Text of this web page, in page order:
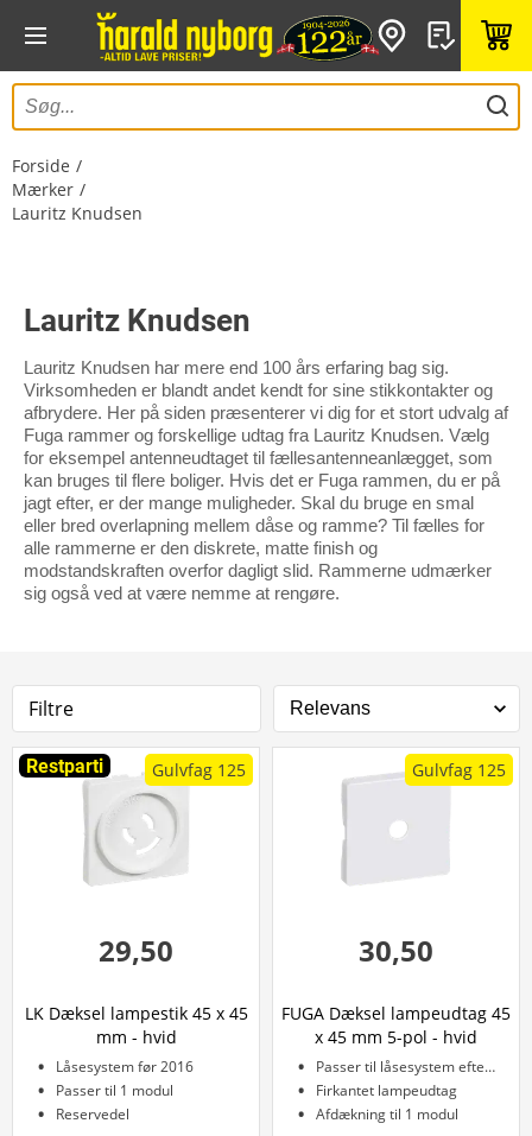
Forside
Mærker
Lauritz Knudsen
Lauritz Knudsen
Lauritz Knudsen har mere end 100 års erfaring bag sig.
Virksomheden er blandt andet kendt for sine stikkontakter og
afbrydere. Her på siden præsenterer vi dig for et stort udvalg af
Fuga rammer og forskellige udtag fra Lauritz Knudsen. Vælg
for eksempel antenneudtaget til fællesantenneanlægget, som
kan bruges til flere boliger. Hvis det er Fuga rammen, du er på
jagt efter, er der mange muligheder. Skal du bruge en smal
eller bred overlapning mellem dåse og ramme? Til fælles for
alle rammerne er den diskrete, matte finish og
modstandskraften overfor dagligt slid. Rammerne udmærker
sig også ved at være nemme at rengøre.
Filtre
Restparti Gulvfag 125
29,50
LK Dæksel lampestik 45 x 45
mm - hvid
Låsesystem før 2016
Passer til 1 modul
Reservedel
Gulvfag 125
30,50
FUGA Dæksel lampeudtag 45
x 45 mm 5-pol - hvid
Passer til låsesystem efter 2016
Firkantet lampeudtag
Afdækning til 1 modul